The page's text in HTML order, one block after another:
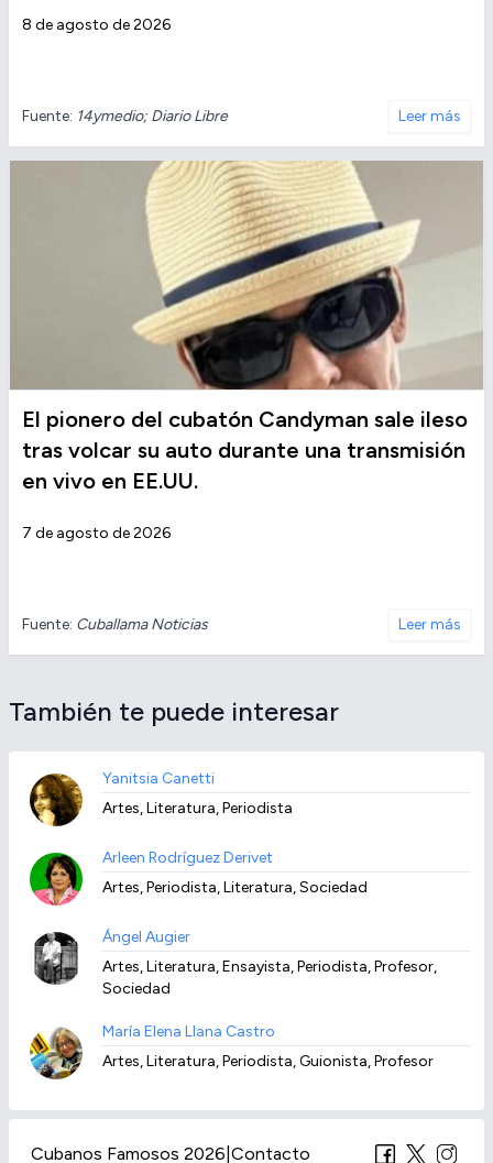
8 de agosto de 2026
Fuente: 14ymedio; Diario Libre Leer más
El pionero del cubatón Candyman sale ileso
tras volcar su auto durante una transmisión
en vivo en EE.UU.
7 de agosto de 2026
Fuente: Cuballama Noticias Leer más
También te puede interesar
Yanitsia Canetti
Artes, Literatura, Periodista
Arleen Rodríguez Derivet
Artes, Periodista, Literatura, Sociedad
Ángel Augier
Artes, Literatura, Ensayista, Periodista, Profesor,
Sociedad
María Elena Llana Castro
Artes, Literatura, Periodista, Guionista, Profesor
Cubanos Famosos 2026 Contacto